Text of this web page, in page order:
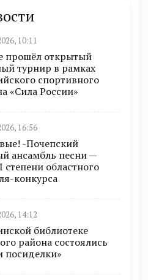
10:11
прошёл открытый
турнир в рамках
спортивного
«Сила России»
16:56
-Почепский
ансамбль песни —
степени областного
конкурса
14:12
библиотеке
района состоялись
посиделки»